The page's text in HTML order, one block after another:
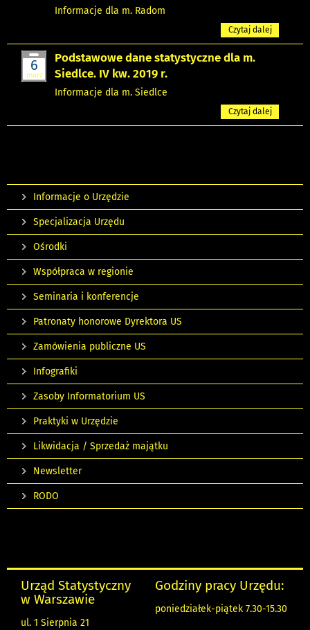
Informacje dla m. Radom
Czytaj dalej
6
marz
Podstawowe dane statystyczne dla m.
Siedlce. IV kw. 2019 r.
Informacje dla m. Siedlce
Czytaj dalej
Informacje o Urzędzie
Specjalizacja Urzędu
Ośrodki
Współpraca w regionie
Seminaria i konferencje
Patronaty honorowe Dyrektora US
Zamówienia publiczne US
Infografiki
Zasoby Informatorium US
Praktyki w Urzędzie
Likwidacja / Sprzedaż majątku
Newsletter
RODO
Urząd Statystyczny
w Warszawie
ul. 1 Sierpnia 21
Godziny pracy Urzędu:
poniedziałek-piątek 7.30-15.30